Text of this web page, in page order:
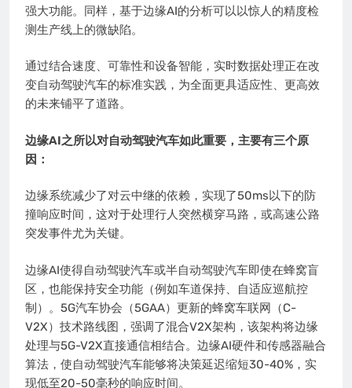
强大功能。同样，基于边缘AI的分析可以以惊人的精度检
测生产线上的微缺陷。
通过结合速度、可靠性和设备智能，实时数据处理正在改
变自动驾驶汽车的标准实践，为全面更具适应性、更高效
的未来铺平了道路。
边缘AI之所以对自动驾驶汽车如此重要，主要有三个原
因：
边缘系统减少了对云中继的依赖，实现了50ms以下的防
撞响应时间，这对于处理行人突然横穿马路，或高速公路
突发事件尤为关键。
边缘AI使得自动驾驶汽车或半自动驾驶汽车即使在蜂窝盲
区，也能保持安全功能（例如车道保持、自适应巡航控
制）。5G汽车协会（5GAA）更新的蜂窝车联网（C-
V2X）技术路线图，强调了混合V2X架构，该架构将边缘
处理与5G-V2X直接通信相结合。边缘AI硬件和传感器融合
算法，使自动驾驶汽车能够将决策延迟缩短30-40%，实
现低至20-50毫秒的响应时间。